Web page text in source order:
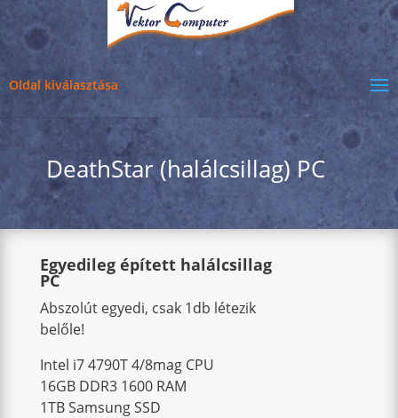
Oldal kiválasztása
DeathStar (halálcsillag) PC
Egyedileg épített halálcsillag
PC
Abszolút egyedi, csak 1db létezik
belőle!
Intel i7 4790T 4/8mag CPU
16GB DDR3 1600 RAM
1TB Samsung SSD